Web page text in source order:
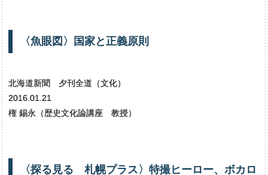
〈魚眼図〉 国家と正義原則
北海道新聞 夕刊全道（文化）
2016.01.21
権 錫永（歴史文化論講座 教授）
〈探る 見る 札幌プラス〉特撮ヒーロー、ボカロ